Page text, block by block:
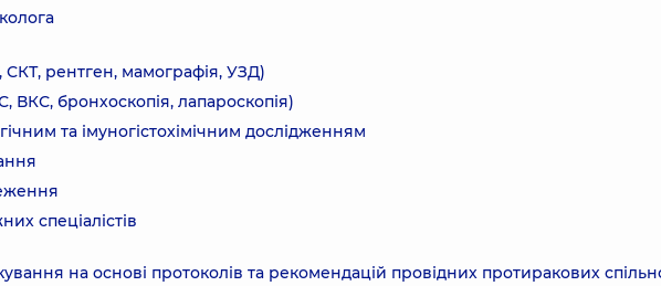
СКТ, рентген, мамографія, УЗД)
ВКС, бронхоскопія, лапароскопія)
та імуногістохімічним дослідженням
спеціалістів
на основі протоколів та рекомендацій провідних протиракових